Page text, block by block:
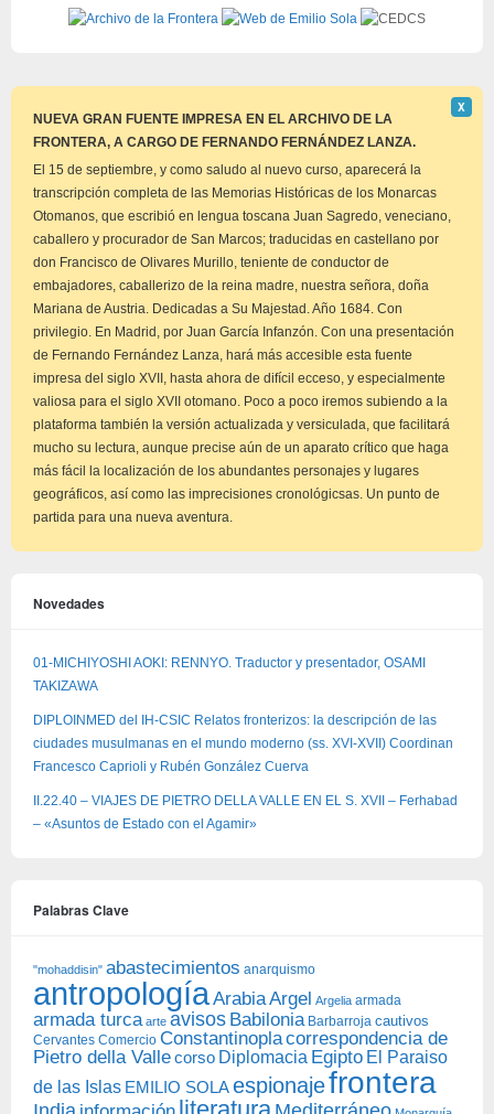
NUEVA GRAN FUENTE IMPRESA EN EL ARCHIVO DE LA
FRONTERA, A CARGO DE FERNANDO FERNÁNDEZ LANZA.
este
Χ
El 15 de septiembre, y como saludo al nuevo curso, aparecerá la
transcripción completa de las Memorias Históricas de los Monarcas
Otomanos, que escribió en lengua toscana Juan Sagredo, veneciano,
caballero y procurador de San Marcos; traducidas en castellano por
don Francisco de Olivares Murillo, teniente de conductor de
embajadores, caballerizo de la reina madre, nuestra señora, doña
Mariana de Austria. Dedicadas a Su Majestad. Año 1684. Con
privilegio. En Madrid, por Juan García Infanzón. Con una presentación
de Fernando Fernández Lanza, hará más accesible esta fuente
impresa del siglo XVII, hasta ahora de difícil ecceso, y especialmente
valiosa para el siglo XVII otomano. Poco a poco iremos subiendo a la
plataforma también la versión actualizada y versiculada, que facilitará
mucho su lectura, aunque precise aún de un aparato crítico que haga
más fácil la localización de los abundantes personajes y lugares
geográficos, así como las imprecisiones cronológicsas. Un punto de
partida para una nueva aventura.
Novedades
01-MICHIYOSHI AOKI: RENNYO. Traductor y presentador, OSAMI
TAKIZAWA
DIPLOINMED del IH-CSIC Relatos fronterizos: la descripción de las
ciudades musulmanas en el mundo moderno (ss. XVI-XVII) Coordinan
Francesco Caprioli y Rubén González Cuerva
II.22.40 – VIAJES DE PIETRO DELLA VALLE EN EL S. XVII – Ferhabad
– «Asuntos de Estado con el Agamir»
Palabras Clave
"mohaddisin" abastecimientos anarquismo
antropología ArabiaArgel Argelia armada
armada turca arte avisos Babilonia Barbarroja cautivos
Cervantes Comercio Constantinoplacorrespondencia de
Pietro della Vallecorso Diplomacia Egipto El Paraiso
de las Islas EMILIO SOLAespionajefrontera
literatura